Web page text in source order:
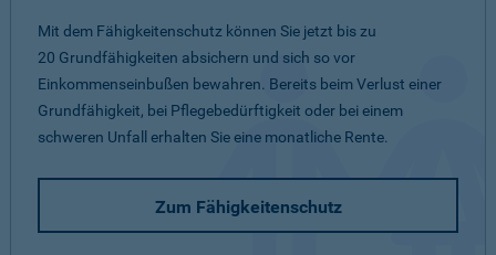
Mit dem Fähigkeitenschutz können Sie jetzt bis zu
20 Grundfähigkeiten absichern und sich so vor
Einkommenseinbußen bewahren. Bereits beim Verlust einer
Grundfähigkeit, bei Pflegebedürftigkeit oder bei einem
schweren Unfall erhalten Sie eine monatliche Rente.
Zum Fähigkeitenschutz